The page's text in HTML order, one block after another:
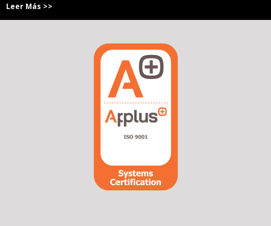
Leer Más >>